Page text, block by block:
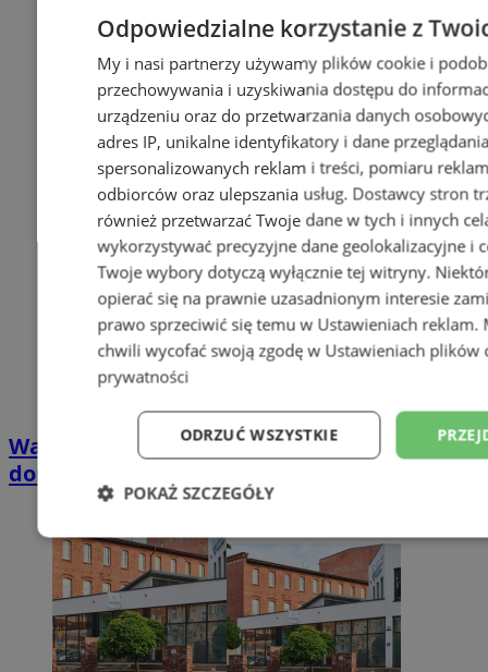
Wakacyjny wypoczynek nad Bałtykiem w
domkach Szmaragdowe Morze
Odpowiedzialne korzystanie z
My i nasi partnerzy używamy plików cookie i
przechowywania i uzyskiwania dostępu do
urządzeniu oraz do przetwarzania danych
adres IP, unikalne identyfikatory i dane
spersonalizowanych reklam i treści, pomiaru
odbiorców oraz ulepszania usług. Dostawcy stron
również przetwarzać Twoje dane w tych i innych
wykorzystywać precyzyjne dane geolokalizacyjne i
Twoje wybory dotyczą wyłącznie tej witryny.
opierać się na prawnie uzasadnionym interesie
prawo sprzeciwić się temu w Ustawieniach reklam.
chwili wycofać swoją zgodę w Ustawieniach plików
prywatności
ODRZUĆ WSZYSTKIE
POKAŻ SZCZEGÓŁY
Niezbędne Wydajność
Niesklasyfikowane